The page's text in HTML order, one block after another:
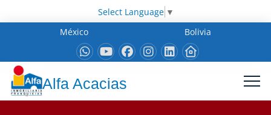
Select Language ▼
México
Bolivia
Alfa Acacias